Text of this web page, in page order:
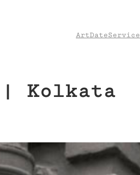
ArtDateService
| Kolkata